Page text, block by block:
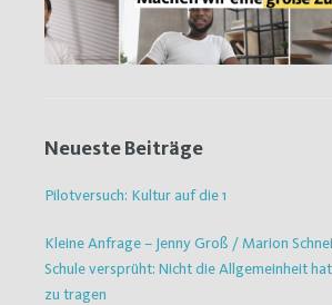
Neueste Beiträge
Pilotversuch: Kultur auf die 1
Kleine Anfrage – Jenny Groß / Marion
Schule versprüht: Nicht die Allgemeinheit
zu tragen